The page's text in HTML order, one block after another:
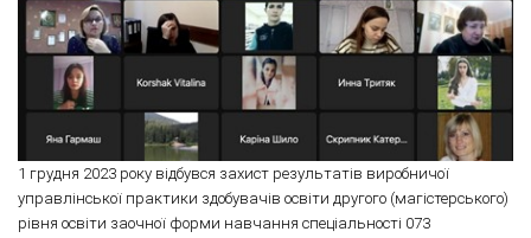
1 грудня 2023 року відбувся захист результатів виробничої
управлінської практики здобувачів освіти другого (магістерського)
рівня освіти заочної форми навчання спеціальності 073